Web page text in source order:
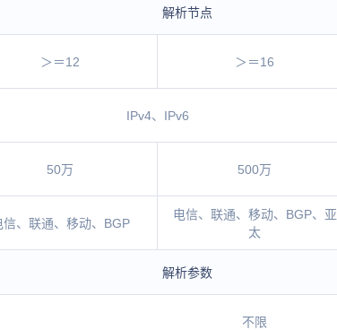
解析节点
＞＝12 ＞＝16
IPv4、IPv6
50万 500万
信、联通、移动、BGP
电信、联通、移动、BGP、亚
太
解析参数
不限